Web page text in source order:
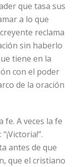
que tasa sus
a lo que
reclama
sin haberlo
tiene en la
con el poder
de la oración
fe. A veces la fe
antes de que
que el cristiano